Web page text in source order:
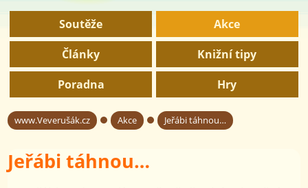
Soutěže Akce
Články Knižní tipy
Poradna Hry
www.Veverušák.cz→ Akce→ Jeřábi táhnou…
Jeřábi táhnou…